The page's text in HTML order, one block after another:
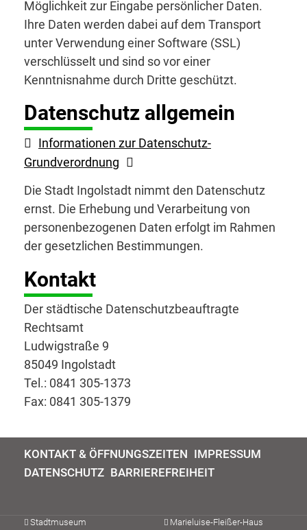
Möglichkeit zur Eingabe persönlicher Daten.
Ihre Daten werden dabei auf dem Transport
unter Verwendung einer Software (SSL)
verschlüsselt und sind so vor einer
Kenntnisnahme durch Dritte geschützt.
Datenschutz allgemein
Informationen zur Datenschutz-
Grundverordnung
Die Stadt Ingolstadt nimmt den Datenschutz
ernst. Die Erhebung und Verarbeitung von
personenbezogenen Daten erfolgt im Rahmen
der gesetzlichen Bestimmungen.
Kontakt
Der städtische Datenschutzbeauftragte
Rechtsamt
Ludwigstraße 9
85049 Ingolstadt
Tel.: 0841 305-1373
Fax: 0841 305-1379
KONTAKT & ÖFFNUNGSZEITEN IMPRESSUM
DATENSCHUTZ BARRIEREFREIHEIT
Stadtmuseum Marieluise-Fleißer-Haus